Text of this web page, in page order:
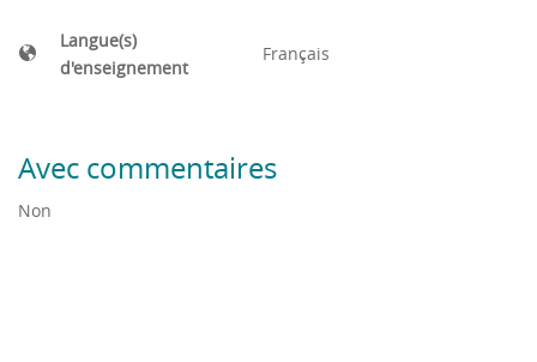
Langue(s)
d'enseignement
Français
Avec commentaires
Non